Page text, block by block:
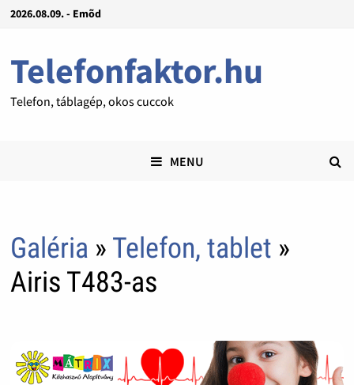
2026.08.09. - Emõd
Telefonfaktor.hu
Telefon, táblagép, okos cuccok
MENU
Galéria » Telefon, tablet »
Airis T483-as